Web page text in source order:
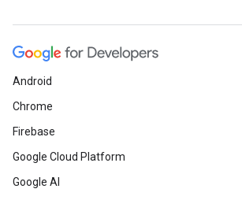
Android
Chrome
Firebase
Google Cloud Platform
Google AI